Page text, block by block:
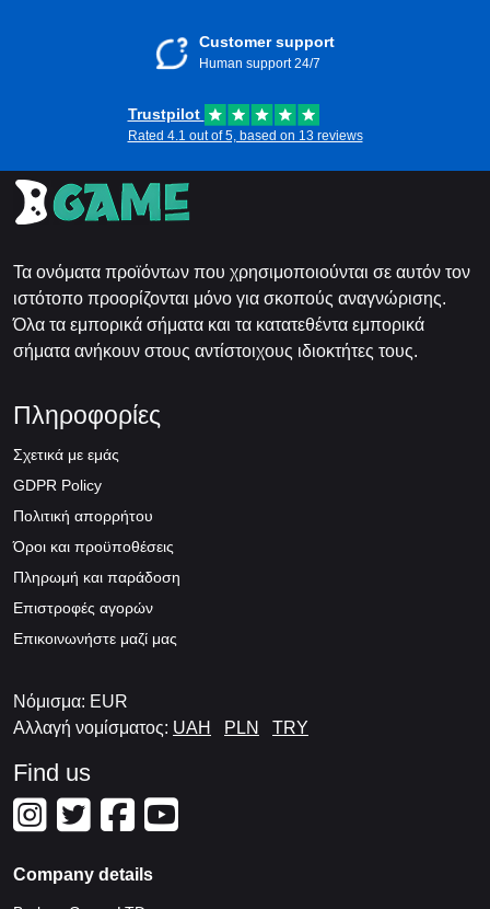
Customer support
Human support 24/7
Trustpilot
Rated 4.1 out of 5, based on 13 reviews
Τα ονόματα προϊόντων που χρησιμοποιούνται σε αυτόν τον
ιστότοπο προορίζονται μόνο για σκοπούς αναγνώρισης.
Όλα τα εμπορικά σήματα και τα κατατεθέντα εμπορικά
σήματα ανήκουν στους αντίστοιχους ιδιοκτήτες τους.
Πληροφορίες
Σχετικά με εμάς
GDPR Policy
Πολιτική απορρήτου
Όροι και προϋποθέσεις
Πληρωμή και παράδοση
Επιστροφές αγορών
Επικοινωνήστε μαζί μας
Νόμισμα: EUR
Αλλαγή νομίσματος: UAH PLN TRY
Find us
Company details